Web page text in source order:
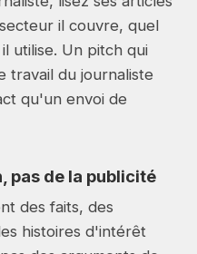
il couvre, quel
utilise. Un pitch qui
travail du journaliste
qu'un envoi de
de la publicité
des faits, des
histoires d'intérêt